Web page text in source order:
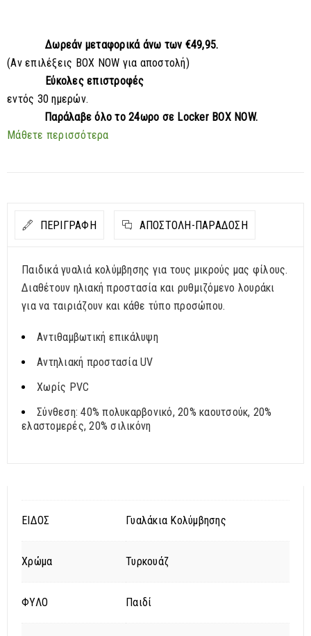
Δωρεάν μεταφορικά άνω των €49,95.
(Αν επιλέξεις BOX NOW για αποστολή)
Εύκολες επιστροφές
εντός 30 ημερών.
Παράλαβε όλο το 24ωρο σε Locker BOX NOW.
Μάθετε περισσότερα
ΠΕΡΙΓΡΑΦΗ ΑΠΟΣΤΟΛΉ-ΠΑΡΆΔΟΣΗ
Παιδικά γυαλιά κολύμβησης για τους μικρούς μας φίλους.
Διαθέτουν ηλιακή προστασία και ρυθμιζόμενο λουράκι
για να ταιριάζουν και κάθε τύπο προσώπου.
Αντιθαμβωτική επικάλυψη
Αντηλιακή προστασία UV
Χωρίς PVC
Σύνθεση: 40% πολυκαρβονικό, 20% καουτσούκ, 20%
ελαστομερές, 20% σιλικόνη
ΕΙΔΟΣ Γυαλάκια Κολύμβησης
Χρώμα Τυρκουάζ
ΦΥΛΟ Παιδί